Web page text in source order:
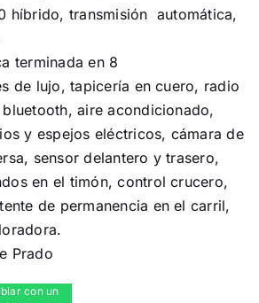
híbrido, transmisión automática,
terminada en 8
de lujo, ️tapicería en cuero, radio
aire acondicionado,
y espejos eléctricos,️ cámara de
sensor delantero y trasero,️
en el timón, control crucero,
de permanencia en el carril,
Prado
con un